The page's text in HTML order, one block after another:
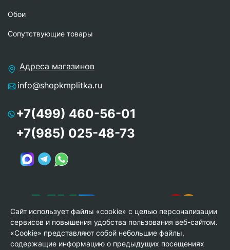
Обои
Сопутствующие товары
Адреса магазинов
info@shopkmplitka.ru
+7(499) 460-56-01
+7(985) 025-48-73
Сайт использует файлы «cookie» с целью персонализации
сервисов и повышения удобства пользования веб-сайтом.
«Cookie» представляют собой небольшие файлы,
содержащие информацию о предыдущих посещениях